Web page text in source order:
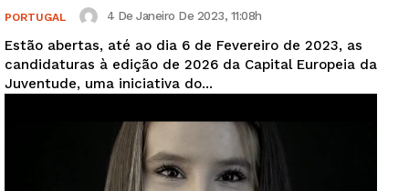
PORTUGAL 4 De Janeiro De 2023, 11:08h
Estão abertas, até ao dia 6 de Fevereiro de 2023, as
candidaturas à edição de 2026 da Capital Europeia da
Juventude, uma iniciativa do...